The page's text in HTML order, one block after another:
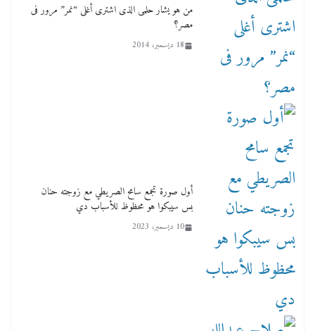
من هو يشار حلمى الذى اشترى أغلى “نمر” مرور فى
مصر؟
18 ديسمبر، 2014
أول صورة تجمع سامح الصريطي مع زوجته حنان
بس سيبكوا هو محظوظ للأسباب دي
10 ديسمبر، 2023